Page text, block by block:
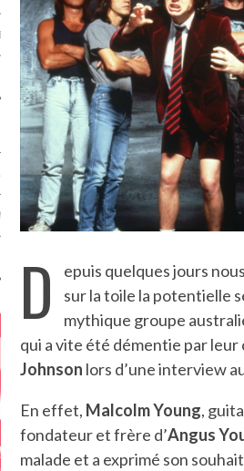
D
epuis quelques jours
sur la toile la potentielle
mythique groupe
qui a vite été démentie par
Johnson lors d’une interview
En effet, Malcolm Young,
fondateur et frère d’Angus
malade et a exprimé son